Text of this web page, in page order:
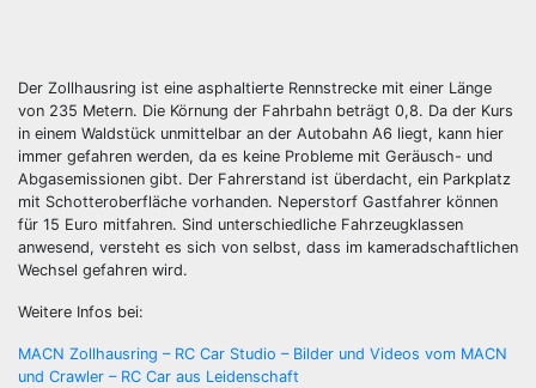
Der Zollhausring ist eine asphaltierte Rennstrecke mit einer Länge
von 235 Metern. Die Körnung der Fahrbahn beträgt 0,8. Da der Kurs
in einem Waldstück unmittelbar an der Autobahn A6 liegt, kann hier
immer gefahren werden, da es keine Probleme mit Geräusch- und
Abgasemissionen gibt. Der Fahrerstand ist überdacht, ein Parkplatz
mit Schotteroberfläche vorhanden. Neperstorf Gastfahrer können
für 15 Euro mitfahren. Sind unterschiedliche Fahrzeugklassen
anwesend, versteht es sich von selbst, dass im kameradschaftlichen
Wechsel gefahren wird.
Weitere Infos bei:
MACN Zollhausring – RC Car Studio – Bilder und Videos vom MACN
und Crawler – RC Car aus Leidenschaft